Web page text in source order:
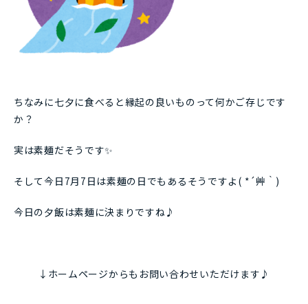
ちなみに七夕に食べると縁起の良いものって何かご存じです
か？
実は素麺だそうです✨
そして今日7月7日は素麺の日でもあるそうですよ( *´艸｀)
今日の夕飯は素麺に決まりですね♪
↓ホームページからもお問い合わせいただけます♪